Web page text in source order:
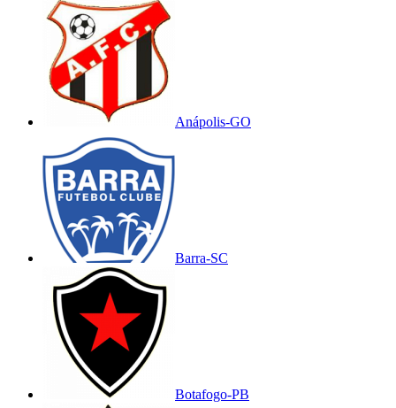
Anápolis-GO
Barra-SC
Botafogo-PB